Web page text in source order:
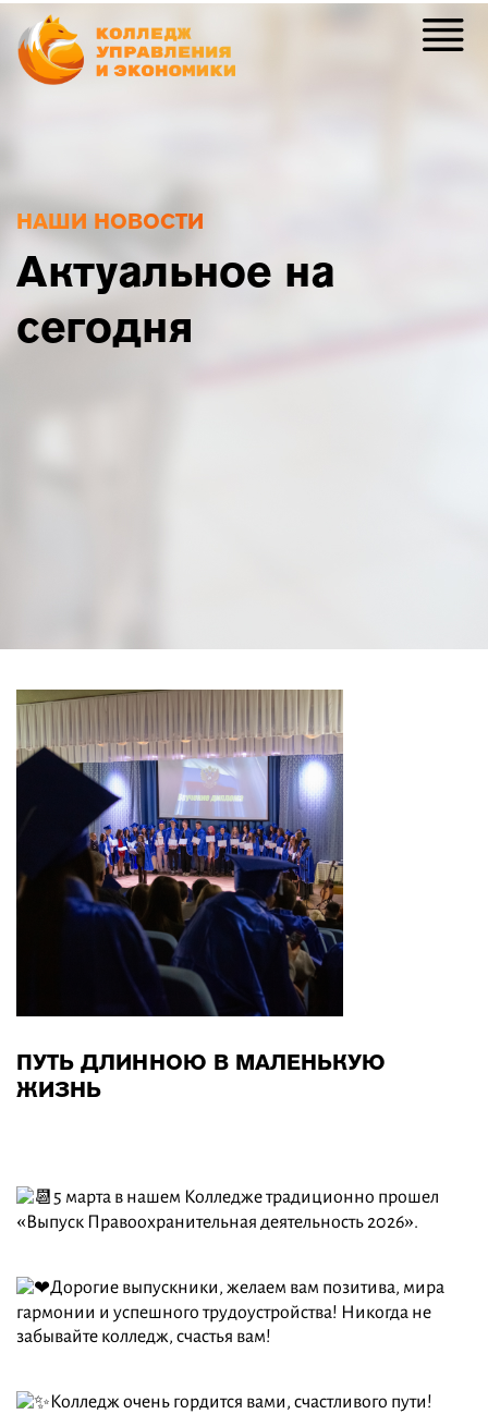
НАШИ НОВОСТИ
Актуальное на
сегодня
ПУТЬ ДЛИННОЮ В МАЛЕНЬКУЮ
ЖИЗНЬ
5 марта в нашем Колледже традиционно прошел
«Выпуск Правоохранительная деятельность 2026».
Дорогие выпускники, желаем вам позитива, мира
гармонии и успешного трудоустройства! Никогда не
забывайте колледж, счастья вам!
Колледж очень гордится вами, счастливого пути!